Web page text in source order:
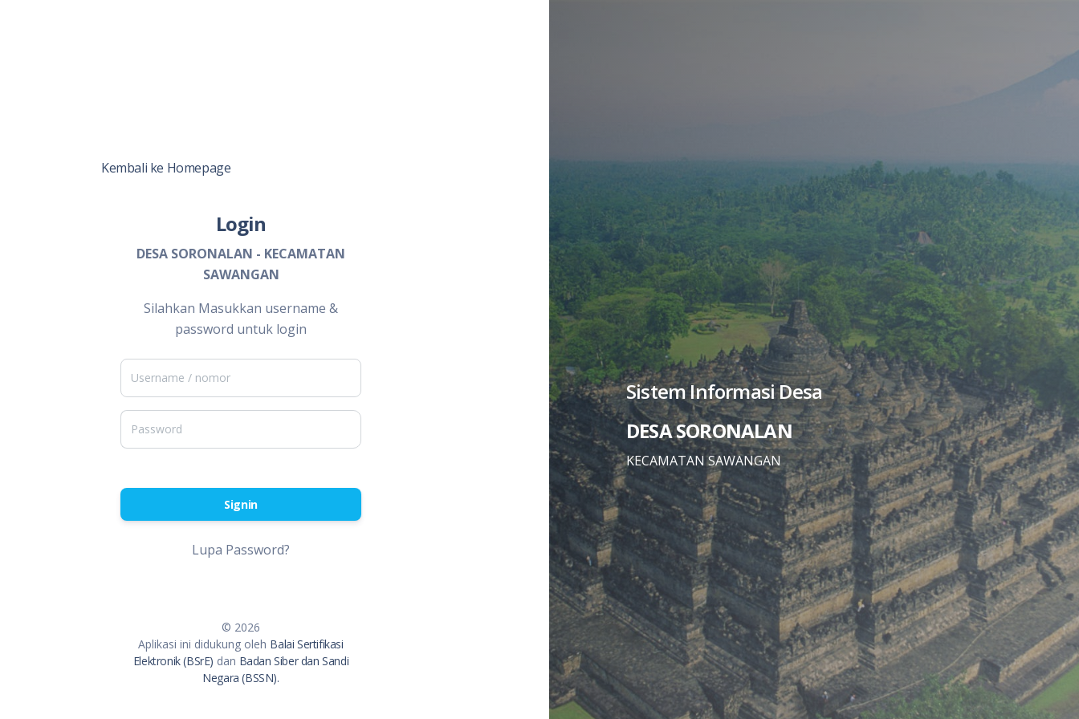
Kembali ke Homepage
Login
DESA SORONALAN - KECAMATAN
SAWANGAN
Silahkan Masukkan username &
password untuk login
Signin
Lupa Password?
© 2026
Aplikasi ini didukung oleh Balai Sertifikasi
Elektronik (BSrE) dan Badan Siber dan Sandi
Negara (BSSN).
Sistem Informasi Desa
DESA SORONALAN
KECAMATAN SAWANGAN